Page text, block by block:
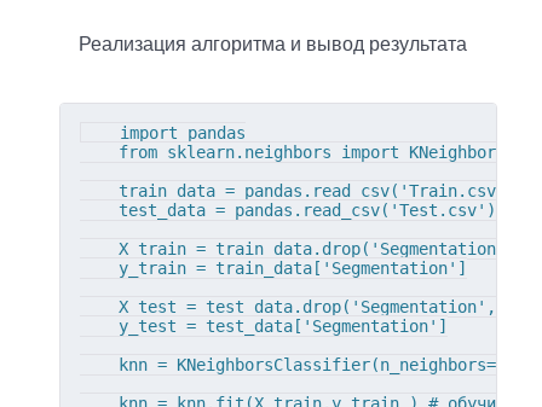
Реализация алгоритма и вывод результата
    import pandas
from sklearn.neighbors import
    train_data = pandas.read_csv('Train.csv')
    test_data = pandas.read_csv('Test.csv')
X_train = train_data.drop('Segmentation',
    y_train = train_data['Segmentation']
X_test = test_data.drop('Segmentation',
    y_test = test_data['Segmentation']
    knn = KNeighborsClassifier(n_neighbors=30)